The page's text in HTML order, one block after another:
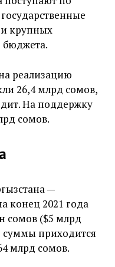
крупных
бюджета.
реализацию
26,4 млрд сомов,
На поддержку
сомов.
—
конец 2021 года
сомов ($5 млрд
суммы приходится
млрд сомов.